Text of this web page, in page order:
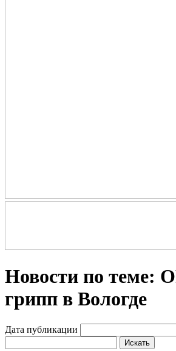
Новости по теме:
грипп в Вологде
Дата публикации
Искать